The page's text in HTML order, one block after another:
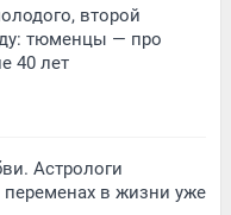
второй
тюменцы — про
40 лет
Астрологи
в жизни уже